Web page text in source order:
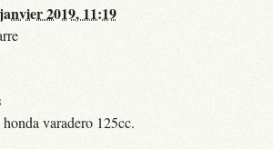
2019, 11:19
varadero 125cc.